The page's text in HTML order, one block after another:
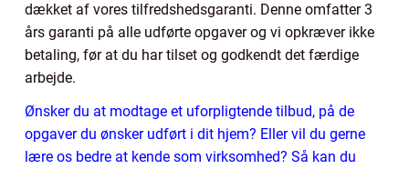
dækket af vores tilfredshedsgaranti. Denne omfatter 3
års garanti på alle udførte opgaver og vi opkræver ikke
betaling, før at du har tilset og godkendt det færdige
arbejde.
Ønsker du at modtage et uforpligtende tilbud, på de
opgaver du ønsker udført i dit hjem? Eller vil du gerne
lære os bedre at kende som virksomhed? Så kan du